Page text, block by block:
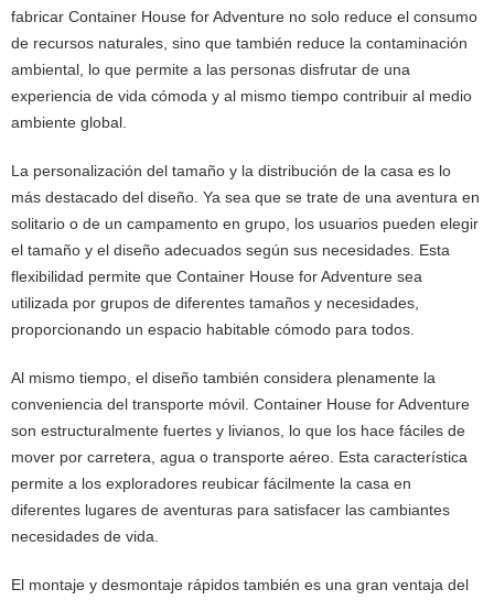
fabricar Container House for Adventure no solo reduce el consumo
de recursos naturales, sino que también reduce la contaminación
ambiental, lo que permite a las personas disfrutar de una
experiencia de vida cómoda y al mismo tiempo contribuir al medio
ambiente global.
La personalización del tamaño y la distribución de la casa es lo
más destacado del diseño. Ya sea que se trate de una aventura en
solitario o de un campamento en grupo, los usuarios pueden elegir
el tamaño y el diseño adecuados según sus necesidades. Esta
flexibilidad permite que Container House for Adventure sea
utilizada por grupos de diferentes tamaños y necesidades,
proporcionando un espacio habitable cómodo para todos.
Al mismo tiempo, el diseño también considera plenamente la
conveniencia del transporte móvil. Container House for Adventure
son estructuralmente fuertes y livianos, lo que los hace fáciles de
mover por carretera, agua o transporte aéreo. Esta característica
permite a los exploradores reubicar fácilmente la casa en
diferentes lugares de aventuras para satisfacer las cambiantes
necesidades de vida.
El montaje y desmontaje rápidos también es una gran ventaja del